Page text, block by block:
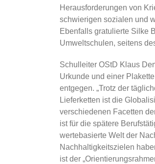
Herausforderungen von
schwierigen sozialen und
Ebenfalls gratulierte Silke
Umweltschulen, seitens
Schulleiter OStD Klaus
Urkunde und einer
entgegen. „Trotz der
Lieferketten ist die
verschiedenen Facetten
ist für die spätere
wertebasierte Welt der
Nachhaltigkeitszielen
ist der